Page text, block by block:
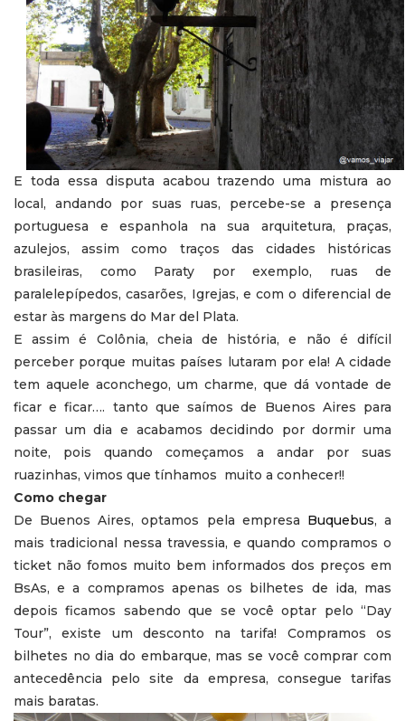
E toda essa disputa acabou trazendo uma mistura ao
local, andando por suas ruas, percebe-se a presença
portuguesa e espanhola na sua arquitetura, praças,
azulejos, assim como traços das cidades históricas
brasileiras, como Paraty por exemplo, ruas de
paralelepípedos, casarões, Igrejas, e com o diferencial de
estar às margens do Mar del Plata.
E assim é Colônia, cheia de história, e não é difícil
perceber porque muitas países lutaram por ela! A cidade
tem aquele aconchego, um charme, que dá vontade de
ficar e ficar…. tanto que saímos de Buenos Aires para
passar um dia e acabamos decidindo por dormir uma
noite, pois quando começamos a andar por suas
ruazinhas, vimos que tínhamos muito a conhecer!!
Como chegar
De Buenos Aires, optamos pela empresa Buquebus, a
mais tradicional nessa travessia, e quando compramos o
ticket não fomos muito bem informados dos preços em
BsAs, e a compramos apenas os bilhetes de ida, mas
depois ficamos sabendo que se você optar pelo “Day
Tour”, existe um desconto na tarifa! Compramos os
bilhetes no dia do embarque, mas se você comprar com
antecedência pelo site da empresa, consegue tarifas
mais baratas.